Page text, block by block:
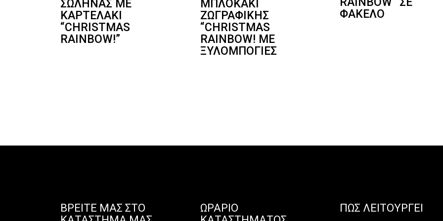
ΣΩΛΉΝΑΣ ΜΕ
ΚΑΡΤΕΛΆΚΙ
“CHRISTMAS
RAINBOW!”
ΜΠΛΟΚΆΚΙ
ΖΩΓΡΑΦΙΚΉΣ
“CHRISTMAS
RAINBOW! ΜΕ
ΞΥΛΟΜΠΟΓΙΈΣ
ΦΆΚΕΛΟ
ΒΡΕΊΤΕ ΜΑΣ ΣΤΟ
ΩΡΆΡΙΟ
ΠΏΣ ΛΕΙΤΟΥΡΓΕΊ